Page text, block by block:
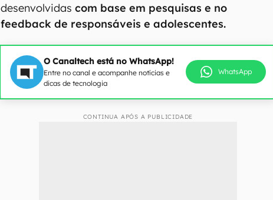
desenvolvidascom base em pesquisas e no
feedback de responsáveis e adolescentes.
O Canaltech está no WhatsApp!
Entre no canal e acompanhe notícias e
dicas de tecnologia
WhatsApp
CONTINUA APÓS A PUBLICIDADE